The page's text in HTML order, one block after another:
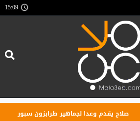
15:09
صلاح يقدم وعدا لجماهير طرابزون سبور